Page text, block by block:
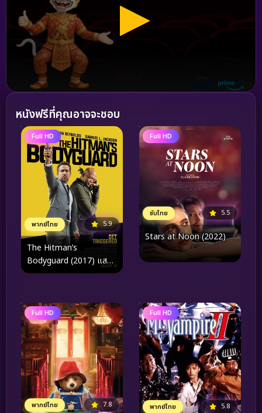
หนังฟรีที่คุณอาจจะชอบ
Full HD
พากย์ไทย 5.9
The Hitman’s
Bodyguard (2017) แสบ
ซ่าส์ แบบว่าบอดี้การ์ด
Full HD
ซับไทย 5.5
Stars at Noon (2022)
Full HD
พากย์ไทย 7.8
Full HD
พากย์ไทย 5.8